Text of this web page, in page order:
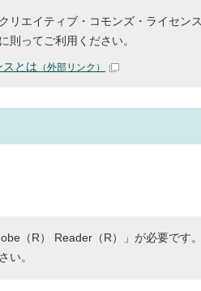
リエイティブ・コモンズ・ライセ
則ってご利用ください。
スとは （外部リンク）
（R） Reader（R）」が必要です
い。